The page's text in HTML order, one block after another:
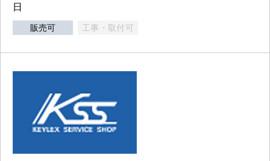
日
販売可 工事・取付可